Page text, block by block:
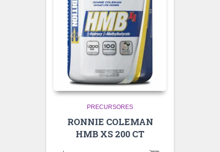
PRECURSORES
RONNIE COLEMAN
HMB XS 200 CT